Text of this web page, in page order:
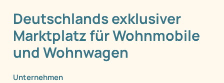
Deutschlands exklusiver
Marktplatz für Wohnmobile
und Wohnwagen
Unternehmen